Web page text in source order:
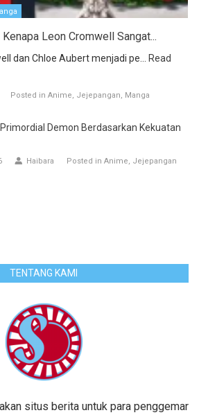
Leon Cromwell Sangat...
dan Chloe Aubert menjadi pe... Read
Posted in Anime Jejepangan Manga
Demon Berdasarkan Kekuatan
Haibara Posted in Anime Jejepangan
TENTANG KAMI
situs berita untuk para penggemar